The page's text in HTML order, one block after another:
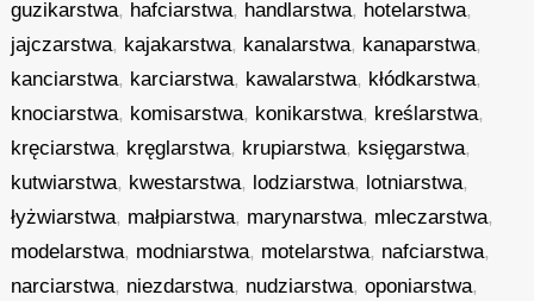
guzikarstwa, hafciarstwa, handlarstwa, hotelarstwa,
jajczarstwa, kajakarstwa, kanalarstwa, kanaparstwa,
kanciarstwa, karciarstwa, kawalarstwa, kłódkarstwa,
knociarstwa, komisarstwa, konikarstwa, kreślarstwa,
kręciarstwa, kręglarstwa, krupiarstwa, księgarstwa,
kutwiarstwa, kwestarstwa, lodziarstwa, lotniarstwa,
łyżwiarstwa, małpiarstwa, marynarstwa, mleczarstwa,
modelarstwa, modniarstwa, motelarstwa, nafciarstwa,
narciarstwa, niezdarstwa, nudziarstwa,oponiarstwa,